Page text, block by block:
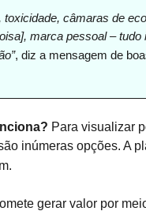
toxicidade, câmaras de
marca pessoal –
, diz a mensagem de
Para visualizar
inúmeras opções. A
gerar valor por